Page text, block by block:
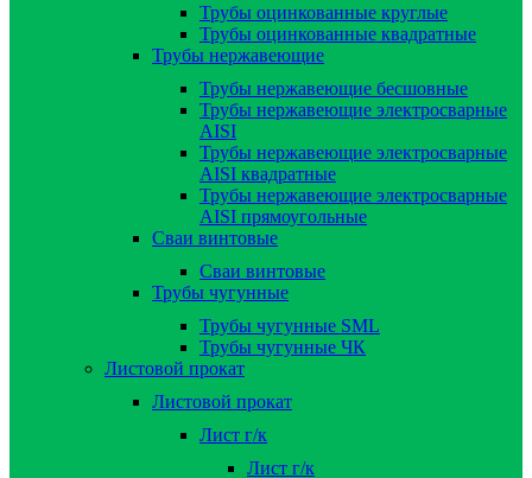
Трубы оцинкованные круглые
Трубы оцинкованные квадратные
Трубы нержавеющие
Трубы нержавеющие бесшовные
Трубы нержавеющие электросварные
AISI
Трубы нержавеющие электросварные
AISI квадратные
Трубы нержавеющие электросварные
AISI прямоугольные
Сваи винтовые
Сваи винтовые
Трубы чугунные
Трубы чугунные SML
Трубы чугунные ЧК
Листовой прокат
Листовой прокат
Лист г/к
Лист г/к